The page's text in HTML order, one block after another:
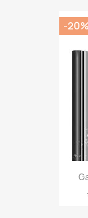
-20%